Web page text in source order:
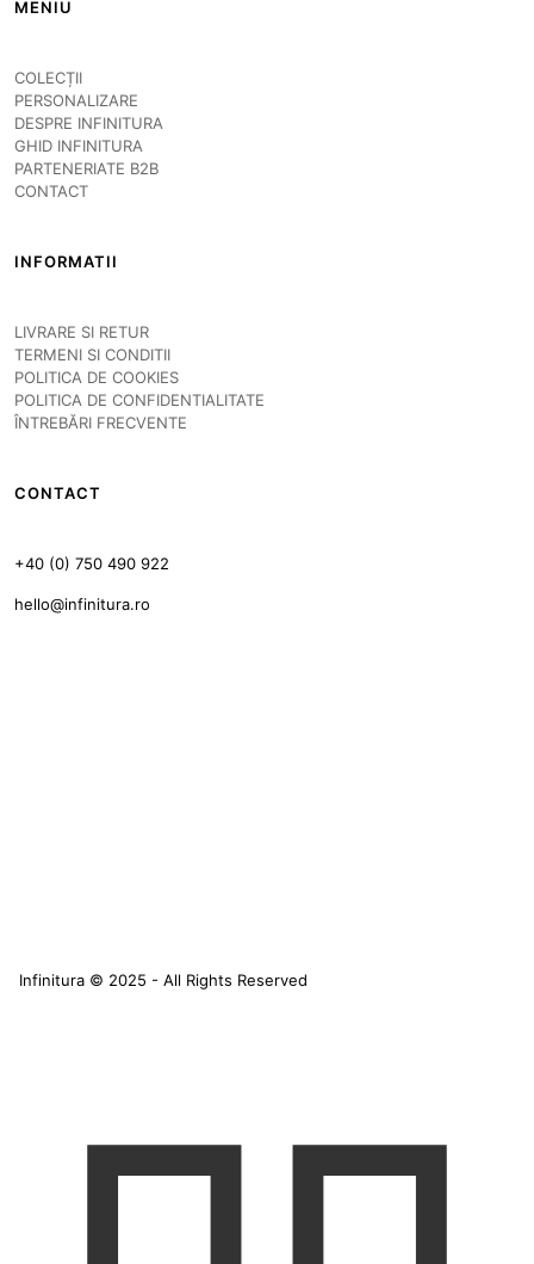
MENIU
COLECȚII
PERSONALIZARE
DESPRE INFINITURA
GHID INFINITURA
PARTENERIATE B2B
CONTACT
INFORMATII
LIVRARE SI RETUR
TERMENI SI CONDITII
POLITICA DE COOKIES
POLITICA DE CONFIDENTIALITATE
ÎNTREBĂRI FRECVENTE
CONTACT
+40 (0) 750 490 922
hello@infinitura.ro
Infinitura © 2025 - All Rights Reserved